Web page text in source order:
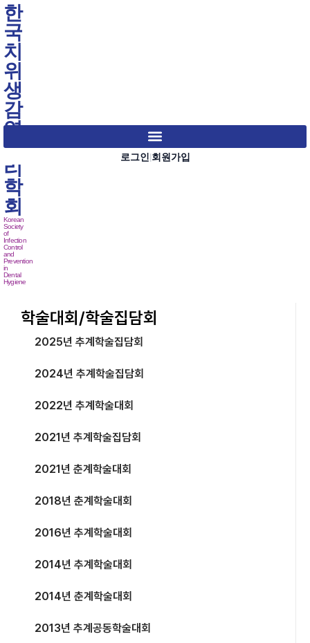
한
국
치
위
생
감
염
관
리
학
회
Korean
Society
of
Infection
Control
and
Prevention
in
Dental
Hygiene
로그인 회원가입
학술대회/학술집담회
2025년 추계학술집담회
2024년 추계학술집담회
2022년 추계학술대회
2021년 추계학술집담회
2021년 춘계학술대회
2018년 춘계학술대회
2016년 추계학술대회
2014년 추계학술대회
2014년 춘계학술대회
2013년 추계공동학술대회